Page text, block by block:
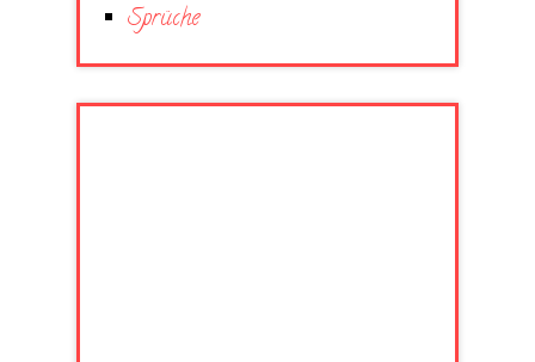
Sprüche